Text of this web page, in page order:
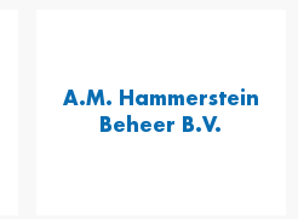
A.M. Hammerstein
Beheer B.V.